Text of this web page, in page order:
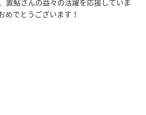
置鮎さんの益々の活躍を応援していま
めでとうございます！